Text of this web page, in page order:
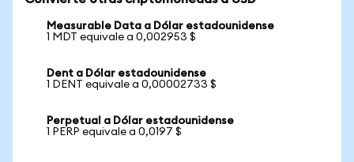
Measurable Data a Dólar estadounidense
1 MDT equivale a 0,002953 $
Dent a Dólar estadounidense
1 DENT equivale a 0,00002733 $
Perpetual a Dólar estadounidense
1 PERP equivale a 0,0197 $